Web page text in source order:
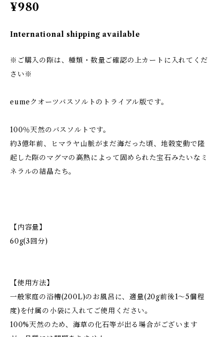
¥980
International shipping available
※ご購入の際は、種類・数量ご確認の上カートに入れてくだ
さい※
eumeクオーツバスソルトのトライアル版です。
100％天然のバスソルトです。
約3億年前、ヒマラヤ山脈がまだ海だった頃、地穀変動で隆
起した際のマグマの高熱によって固められた宝石みたいなミ
ネラルの結晶たち。
【内容量】
60g(3回分)
【使用方法】
一般家庭の浴槽(200L)のお風呂に、適量(20g前後1～5個程
度)を付属の小袋に入れてご使用ください。
100%天然のため、海草の化石等が出る場合がございます